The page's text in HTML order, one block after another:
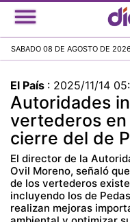
SABADO 08 DE AGOSTO DE
El País : 2025/11/14
Autoridades
vertederos
cierre del de
El director de la
Ovil Moreno, señaló
de los vertederos
incluyendo los de
realizan mejoras